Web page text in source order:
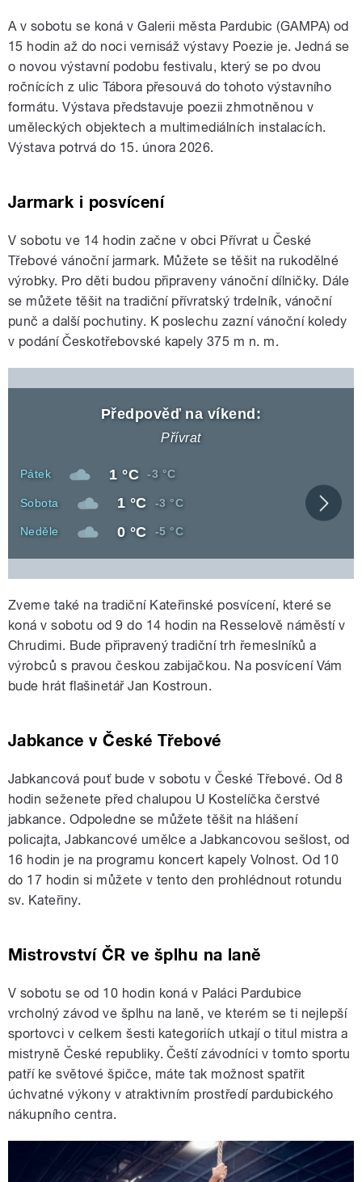
A v sobotu se koná v Galerii města Pardubic (GAMPA) od
15 hodin až do noci vernisáž výstavy Poezie je. Jedná se
o novou výstavní podobu festivalu, který se po dvou
ročnících z ulic Tábora přesouvá do tohoto výstavního
formátu. Výstava představuje poezii zhmotněnou v
uměleckých objektech a multimediálních instalacích.
Výstava potrvá do 15. února 2026.
Jarmark i posvícení
V sobotu ve 14 hodin začne v obci Přívrat u České
Třebové vánoční jarmark. Můžete se těšit na rukodělné
výrobky. Pro děti budou připraveny vánoční dílničky. Dále
se můžete těšit na tradiční přívratský trdelník, vánoční
punč a další pochutiny. K poslechu zazní vánoční koledy
v podání Českotřebovské kapely 375 m n. m.
Předpověď na víkend:
Přívrat
Noční
-3 °C
Denní
1 °C
Den
Pátek
Noční
-3 °C
Denní
1 °C
Den
Sobota
Noční
-5 °C
Denní
0 °C
Den
Neděle
Zveme také na tradiční Kateřinské posvícení, které se
koná v sobotu od 9 do 14 hodin na Resselově náměstí v
Chrudimi. Bude připravený tradiční trh řemeslníků a
výrobců s pravou českou zabijačkou. Na posvícení Vám
bude hrát flašinetář Jan Kostroun.
Jabkance v České Třebové
Jabkancová pouť bude v sobotu v České Třebové. Od 8
hodin seženete před chalupou U Kostelíčka čerstvé
jabkance. Odpoledne se můžete těšit na hlášení
policajta, Jabkancové umělce a Jabkancovou sešlost, od
16 hodin je na programu koncert kapely Volnost. Od 10
do 17 hodin si můžete v tento den prohlédnout rotundu
sv. Kateřiny.
Mistrovství ČR ve šplhu na laně
V sobotu se od 10 hodin koná v Paláci Pardubice
vrcholný závod ve šplhu na laně, ve kterém se ti nejlepší
sportovci v celkem šesti kategoriích utkají o titul mistra a
mistryně České republiky. Čeští závodníci v tomto sportu
patří ke světové špičce, máte tak možnost spatřit
úchvatné výkony v atraktivním prostředí pardubického
nákupního centra.